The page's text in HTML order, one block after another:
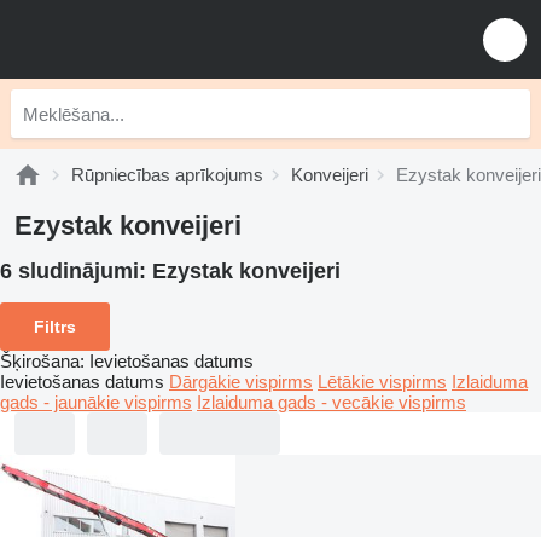
Rūpniecības aprīkojums Konveijeri Ezystak konveijeri
Ezystak konveijeri
6 sludinājumi: Ezystak konveijeri
Filtrs
Šķirošana: Ievietošanas datums
Ievietošanas datums Dārgākie vispirms Lētākie vispirms Izlaiduma
gads - jaunākie vispirms Izlaiduma gads - vecākie vispirms